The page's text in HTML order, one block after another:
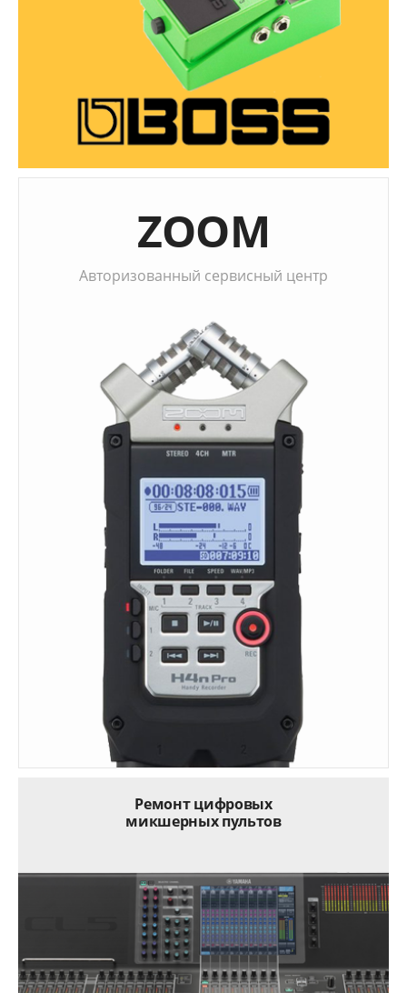
ZOOM
Авторизованный сервисный центр
Ремонт цифровых
микшерных пультов